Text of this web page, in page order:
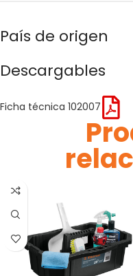
País de origen
Descargables
Ficha técnica 102007